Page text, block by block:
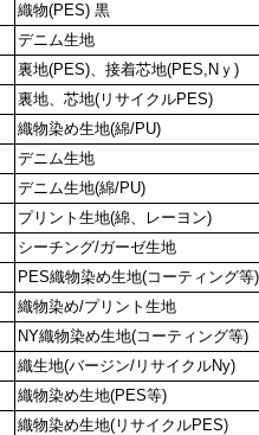
織物(PES) 黒
デニム生地
裏地(PES)、接着芯地(PES,Nｙ)
裏地、芯地(リサイクルPES)
織物染め生地(綿/PU)
デニム生地
デニム生地(綿/PU)
プリント生地(綿、レーヨン)
シーチング/ガーゼ生地
PES織物染め生地(コーティング等)
織物染め/プリント生地
NY織物染め生地(コーティング等)
織生地(バージン/リサイクルNy)
織物染め生地(PES等)
織物染め生地(リサイクルPES)